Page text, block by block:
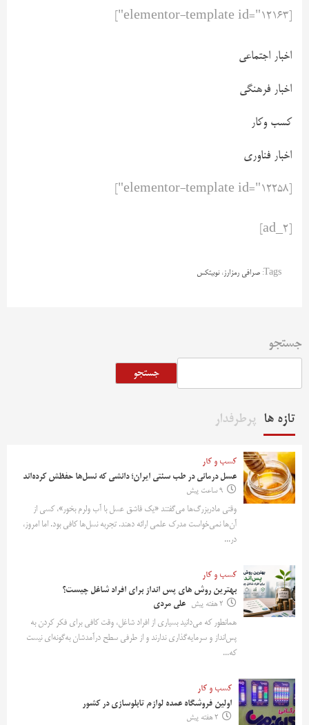
اخبار اجتماعی
اخبار فرهنگی
کسب وکار
اخبار فناوری
Tags: صرافی رمزارز،نوبیتکس
جستجو
جستجو
تازه ها پرطرفدار
کسب و کار
عسل درمانی در طب سنتی ایران؛ دانشی که نسل‌ها حفظش کرده‌اند
9 ساعت پیش
وقتی مادربزرگ‌ها می‌گفتند «یک قاشق عسل با آب ولرم بخور»، کسی از
آن‌ها نمی‌خواست مدرک علمی ارائه دهند. تجربه نسل‌ها کافی بود. اما امروز،
در...
کسب و کار
بهترین روش‌ های پس‌ انداز برای افراد شاغل چیست؟
2 هفته پیش
علی مردی
همانطور که می‌دانید بسیاری از افراد شاغل، وقت کافی برای فکر کردن به
پس‌انداز و سرمایه‌گذاری ندارند و از طرفی سطح درآمدشان به‌گونه‌ای نیست
که...
کسب و کار
اولین فروشگاه عمده لوازم تابلوسازی در کشور
2 هفته پیش